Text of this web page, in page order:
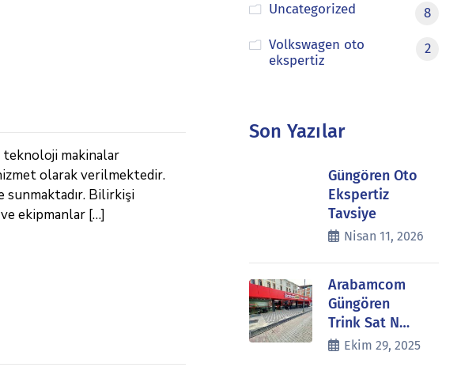
makinalar
olarak verilmektedir.
sunmaktadır. Bilirkişi
ekipmanlar […]
Uncategorized
8
Volkswagen oto
ekspertiz
2
Son Yazılar
Güngören Oto
Ekspertiz
Tavsiye
Nisan 11, 2026
Arabamcom
Güngören
Trink Sat N…
Ekim 29, 2025